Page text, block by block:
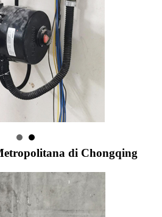
di Chongqing